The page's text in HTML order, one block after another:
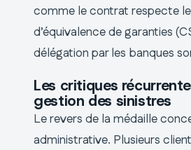
comme le contrat respecte
d’équivalence de garanties
délégation par les banques
Les critiques
gestion des sinistres
Le revers de la médaille
administrative. Plusieurs